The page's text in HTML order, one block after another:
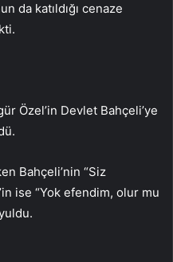
da katıldığı cenaze
Özel’in Devlet Bahçeli’ye
Bahçeli’nin “Siz
ise “Yok efendim, olur mu